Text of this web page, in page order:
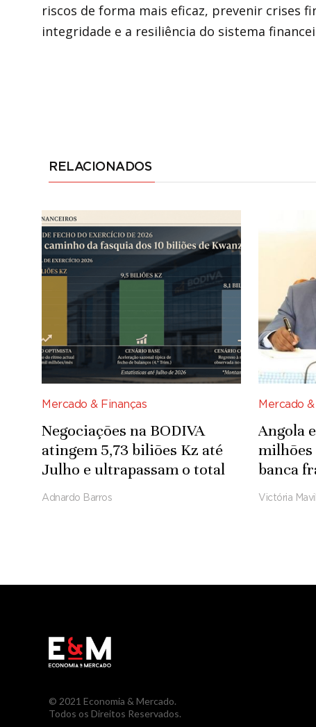
riscos de forma mais eficaz, prevenir crises
integridade e a resiliência do sistema
RELACIONADOS
Mercado & Finanças
Negociações na BODIVA
atingem 5,73 biliões Kz até
Julho e ultrapassam o total
do exercício de 2025
Adnardo Barros
Mercado
Angola
milhões
banca
ao PIP
Victória
© 2021 Economia & Mercado.
Todos os Direitos Reservados.